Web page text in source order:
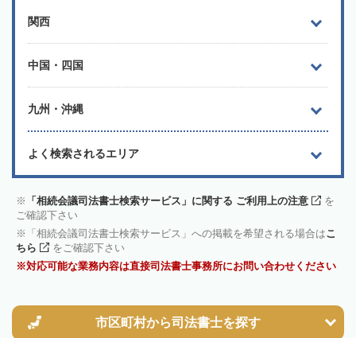
関西
中国・四国
九州・沖縄
よく検索されるエリア
「相続会議司法書士検索サービス」に関する ご利用上の注意
を
ご確認下さい
「相続会議司法書士検索サービス」への掲載を希望される場合はこ
ちら
をご確認下さい
対応可能な業務内容は直接司法書士事務所にお問い合わせください
市区町村から司法書士を探す